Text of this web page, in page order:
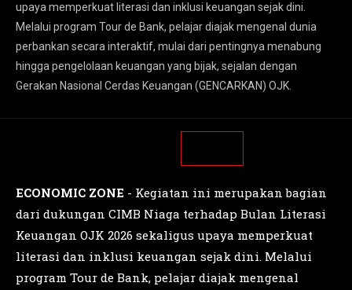
upaya memperkuat literasi dan inklusi keuangan sejak dini.
Melalui program Tour de Bank, pelajar diajak mengenal dunia
perbankan secara interaktif, mulai dari pentingnya menabung
hingga pengelolaan keuangan yang bijak, sejalan dengan
Gerakan Nasional Cerdas Keuangan (GENCARKAN) OJK.
ECONOMIC ZONE - Kegiatan ini merupakan bagian
dari dukungan CIMB Niaga terhadap Bulan Literasi
Keuangan OJK 2026 sekaligus upaya memperkuat
literasi dan inklusi keuangan sejak dini. Melalui
program Tour de Bank, pelajar diajak mengenal